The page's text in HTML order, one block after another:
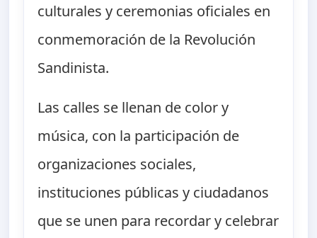
culturales y ceremonias oficiales en
conmemoración de la Revolución
Sandinista.
Las calles se llenan de color y
música, con la participación de
organizaciones sociales,
instituciones públicas y ciudadanos
que se unen para recordar y celebrar